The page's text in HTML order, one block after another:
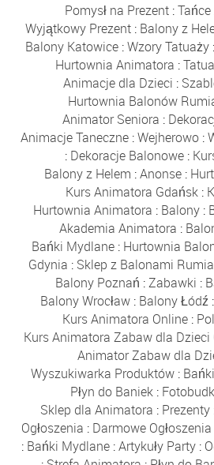
Pomysł na Prezent :
Wyjątkowy Prezent: Balony z
Balony Katowice:Wzory Tatuaży:
Hurtownia Animatora :
Animacje dla Dzieci :
Hurtownia Balonów
Animator Seniora :
Animacje Taneczne :Wejherowo :
: Dekoracje Balonowe :
Balony z Helem :Anonse :
Kurs Animatora Gdańsk :
Hurtownia Animatora : Balony:
Akademia Animatora :
Bańki Mydlane : Hurtownia
Gdynia : Sklep z Balonami Rumia
Balony Poznań :Zabawki :
Balony Wrocław : Balony Łódź :
Kurs Animatora Online :
Kurs Animatora Zabaw dla Dzieci
Animator Zabaw dla
Wyszukiwarka Produktów :
Płyn do Baniek:
Sklep dla Animatora : Prezenty
Ogłoszenia : Darmowe Ogłoszenia
: Bańki Mydlane :Artykuły Party :